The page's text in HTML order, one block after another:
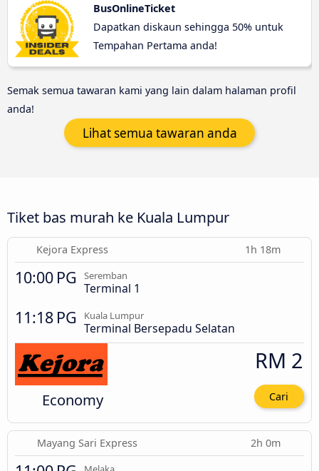
BusOnlineTicket
Dapatkan diskaun sehingga 50% untuk
Tempahan Pertama anda!
Semak semua tawaran kami yang lain dalam halaman profil
anda!
Lihat semua tawaran anda
Tiket bas murah ke Kuala Lumpur
Kejora Express 1h 18m
10:00 PG Seremban
Terminal 1
11:18 PG Kuala Lumpur
Terminal Bersepadu Selatan
Economy
RM 2
Cari
Mayang Sari Express 2h 0m